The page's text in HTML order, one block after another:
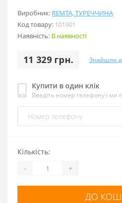
Виробник: REMTA, ТУРЕЧЧИНА
Код товару: 101901
Наявність: В наявності
11 329 грн. Знайшли
Купити в один клік
Введіть номер телефону і ми
Кількість:
- +
ДО